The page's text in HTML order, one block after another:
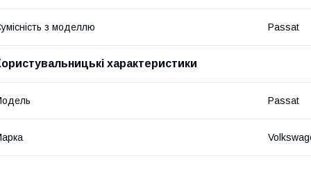
з моделлю Passat
характеристики
Passat